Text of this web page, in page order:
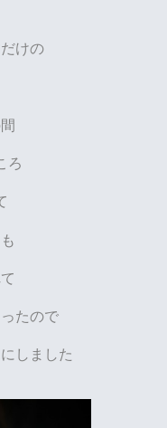
けの
ろ
たので
しました